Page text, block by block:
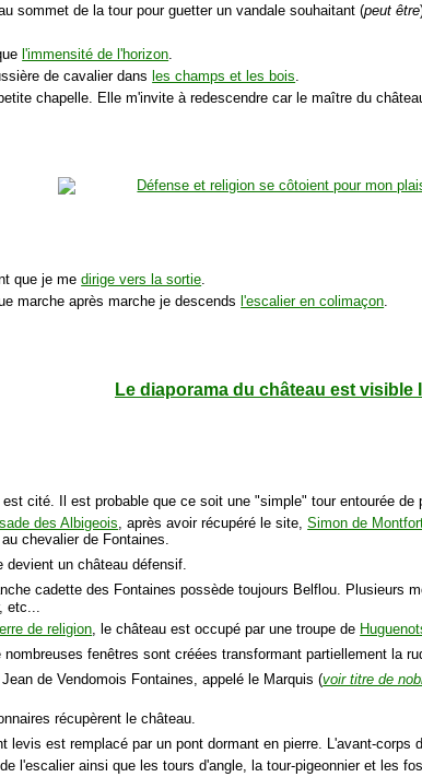
sommet de la tour pour guetter un vandale souhaitant (peut être
l'immensité de l'horizon
de cavalier dans les champs et les bois
chapelle. Elle m'invite à redescendre car le maître du
que je medirige vers la sortie
marche après marche je descends l'escalier en colimaçon
Le diaporama du château est visible
cité. Il est probable que ce soit une "simple" tour entourée de
des Albigeois , après avoir récupéré le site,Simon de
chevalier de Fontaines.
devient un château défensif.
cadette des Fontaines possède toujours Belflou. Plusieurs
de religion , le château est occupé par une troupe de
nombreuses fenêtres sont créées transformant partiellement la
de Vendomois Fontaines, appelé le Marquis (voir titre de
récupèrent le château.
levis est remplacé par un pont dormant en pierre. L'avant-corps
l'escalier ainsi que les tours d'angle, la tour-pigeonnier et les